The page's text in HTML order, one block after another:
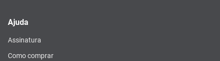
Ajuda
Assinatura
Como comprar